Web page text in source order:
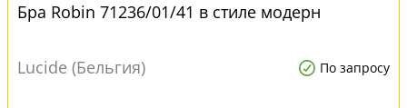
Бра Robin 71236/01/41 в стиле модерн
Lucide (Бельгия) По запросу